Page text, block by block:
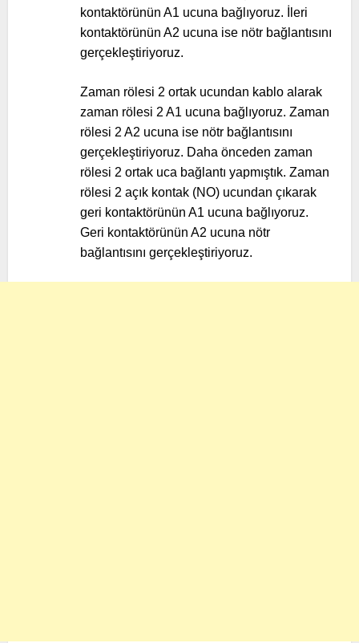
kontaktörünün A1 ucuna bağlıyoruz. İleri
kontaktörünün A2 ucuna ise nötr bağlantısını
gerçekleştiriyoruz.
Zaman rölesi 2 ortak ucundan kablo alarak
zaman rölesi 2 A1 ucuna bağlıyoruz. Zaman
rölesi 2 A2 ucuna ise nötr bağlantısını
gerçekleştiriyoruz. Daha önceden zaman
rölesi 2 ortak uca bağlantı yapmıştık. Zaman
rölesi 2 açık kontak (NO) ucundan çıkarak
geri kontaktörünün A1 ucuna bağlıyoruz.
Geri kontaktörünün A2 ucuna nötr
bağlantısını gerçekleştiriyoruz.